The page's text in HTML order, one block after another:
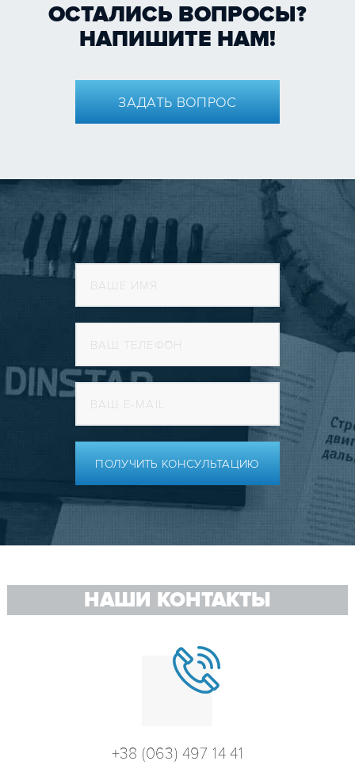
ОСТАЛИСЬ ВОПРОСЫ?
НАПИШИТЕ НАМ!
ЗАДАТЬ ВОПРОС
ПОЛУЧИТЬ КОНСУЛЬТАЦИЮ
НАШИ КОНТАКТЫ
+38 (063) 497 14 41